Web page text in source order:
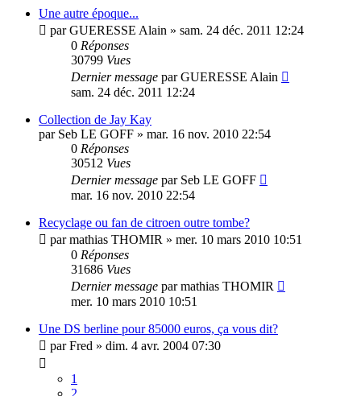
Une autre époque...
parGUERESSE Alain » sam. 24 déc. 2011 12:24
0 Réponses
30799 Vues
Dernier message parGUERESSE Alain
sam. 24 déc. 2011 12:24
Collection de Jay Kay
par Seb LE GOFF » mar. 16 nov. 2010 22:54
0 Réponses
30512 Vues
Dernier message par Seb LE GOFF
mar. 16 nov. 2010 22:54
Recyclage ou fan de citroen outre tombe?
parmathias THOMIR » mer. 10 mars 2010 10:51
0 Réponses
31686 Vues
Dernier message parmathias THOMIR
mer. 10 mars 2010 10:51
Une DS berline pour 85000 euros, ça vous dit?
parFred » dim. 4 avr. 2004 07:30
1
2